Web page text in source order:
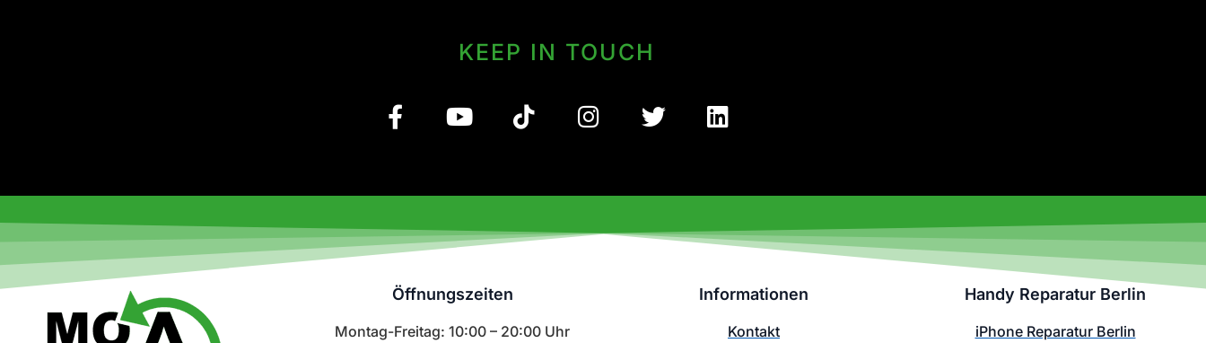
KEEP IN TOUCH
Öffnungszeiten
Montag-Freitag: 10:00 – 20:00 Uhr
Informationen
Kontakt
Handy Reparatur Berlin
iPhone Reparatur Berlin